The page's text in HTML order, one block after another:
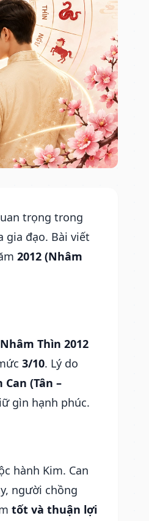
trọng trong
gia đạo. Bài viết
2012 (Nhâm
Nhâm Thìn 2012
3/10. Lý do
(Tân –
gìn hạnh phúc.
hành Kim. Can
người chồng
tốt và thuận lợi